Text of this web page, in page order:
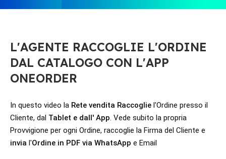
L'AGENTE RACCOGLIE L'ORDINE
DAL CATALOGO CON L'APP
ONEORDER
In questo video la Rete vendita Raccoglie l'Ordine presso il
Cliente, dal Tablet e dall' App. Vede subito la propria
invia l'Ordine in PDF via WhatsApp e Email